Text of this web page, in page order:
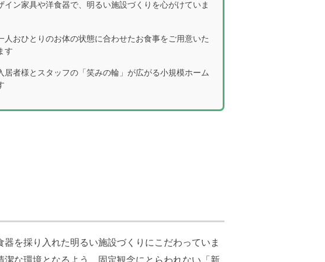
イン家具や洋食器で、明るい施設づくりを心がけていま
人おひとりのお体の状態に合わせたお食事をご用意いた
す
居者様とスタッフの「笑みの輪」が広がる小規模ホーム
を採り入れた明るい施設づくりにこだわっていま